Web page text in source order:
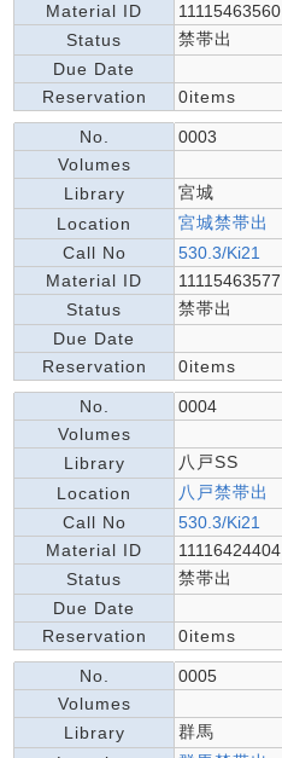
Material ID
11115463560
Status
禁帯出
Due Date
Reservation
0items
No.
0003
Volumes
Library
宮城
Location
宮城禁帯出
Call No
530.3/Ki21
Material ID
11115463577
Status
禁帯出
Due Date
Reservation
0items
No.
0004
Volumes
Library
八戸SS
Location
八戸禁帯出
Call No
530.3/Ki21
Material ID
11116424404
Status
禁帯出
Due Date
Reservation
0items
No.
0005
Volumes
Library
群馬